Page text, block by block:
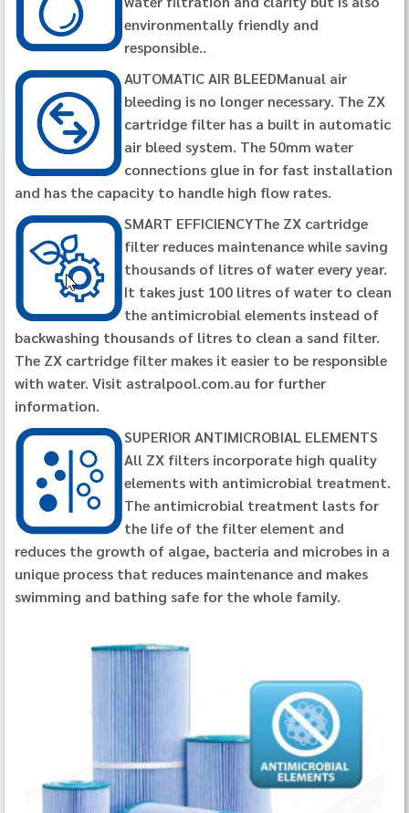
environmentally friendly and
responsible..
AUTOMATIC AIR BLEEDManual air
bleeding is no longer necessary. The ZX
cartridge filter has a built in automatic
air bleed system. The 50mm water
connections glue in for fast installation
and has the capacity to handle high flow rates.
SMART EFFICIENCYThe ZX cartridge
filter reduces maintenance while saving
thousands of litres of water every year.
It takes just 100 litres of water to clean
the antimicrobial elements instead of
backwashing thousands of litres to clean a sand filter.
The ZX cartridge filter makes it easier to be responsible
with water. Visit astralpool.com.au for further
information.
SUPERIOR ANTIMICROBIAL ELEMENTS
All ZX filters incorporate high quality
elements with antimicrobial treatment.
The antimicrobial treatment lasts for
the life of the filter element and
reduces the growth of algae, bacteria and microbes in a
unique process that reduces maintenance and makes
swimming and bathing safe for the whole family.